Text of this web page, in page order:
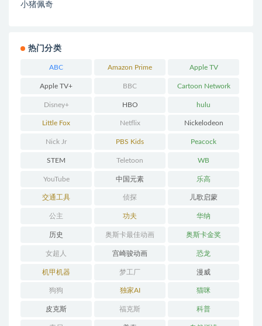
小猪佩奇
热门分类
ABC Amazon Prime Apple TV
Apple TV+ BBC Cartoon Network
Disney+ HBO hulu
Little Fox Netflix Nickelodeon
Nick Jr PBS Kids Peacock
STEM Teletoon WB
YouTube 中国元素 乐高
交通工具 侦探 儿歌启蒙
公主 功夫 华纳
历史 奥斯卡最佳动画 奥斯卡金奖
女超人 宫崎骏动画 恐龙
机甲机器 梦工厂 漫威
狗狗 独家AI 猫咪
皮克斯 福克斯 科普